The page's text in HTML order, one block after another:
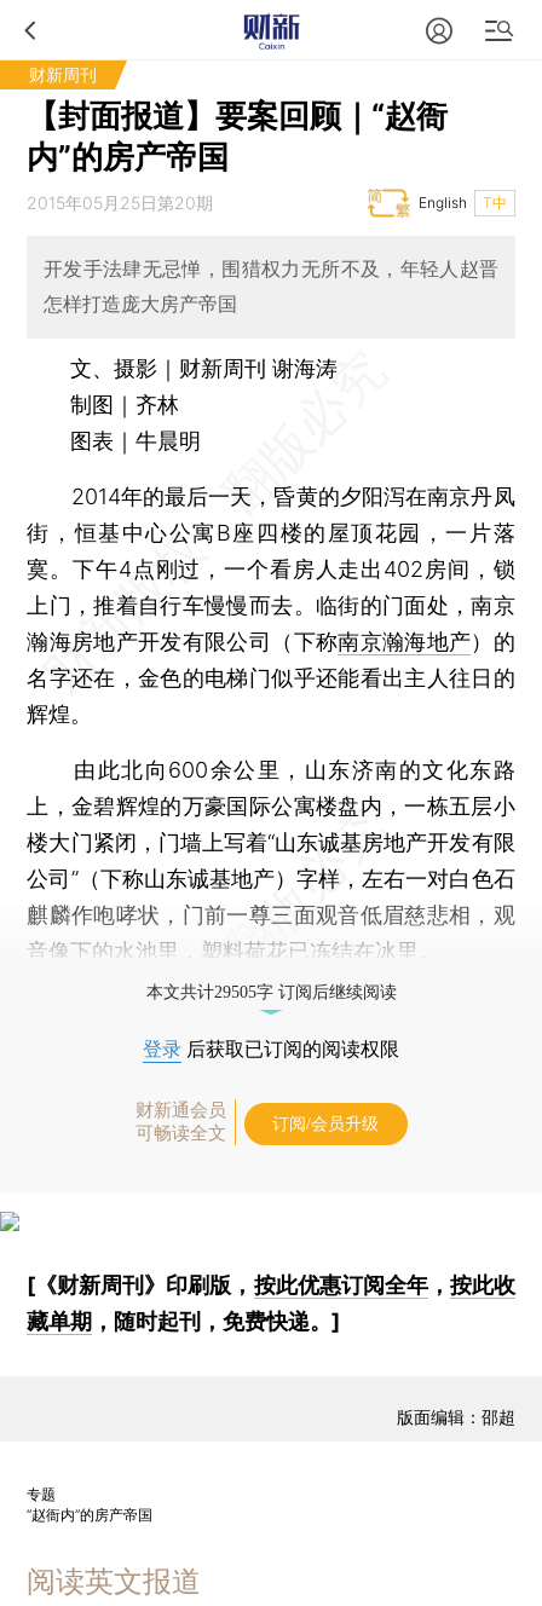
财新周刊
【封面报道】要案回顾｜“赵衙
内”的房产帝国
2015年05月25日第20期 T中
English
开发手法肆无忌惮，围猎权力无所不及，年轻人赵晋
怎样打造庞大房产帝国
文、摄影｜财新周刊 谢海涛
制图｜齐林
图表｜牛晨明
2014年的最后一天，昏黄的夕阳泻在南京丹凤
街，恒基中心公寓B座四楼的屋顶花园，一片落
寞。下午4点刚过，一个看房人走出402房间，锁
上门，推着自行车慢慢而去。临街的门面处，南京
瀚海房地产开发有限公司（下称南京瀚海地产）的
名字还在，金色的电梯门似乎还能看出主人往日的
辉煌。
由此北向600余公里，山东济南的文化东路
上，金碧辉煌的万豪国际公寓楼盘内，一栋五层小
楼大门紧闭，门墙上写着“山东诚基房地产开发有限
公司”（下称山东诚基地产）字样，左右一对白色石
麒麟作咆哮状，门前一尊三面观音低眉慈悲相，观
音像下的水池里，塑料荷花已冻结在冰里。
本文共计29505字 订阅后继续阅读
登录 后获取已订阅的阅读权限
财新通会员
可畅读全文
订阅/会员升级
[《财新周刊》印刷版， 按此优惠订阅全年， 按此收
藏单期 ，随时起刊，免费快递。]
版面编辑：邵超
专题
“赵衙内”的房产帝国
阅读英文报道